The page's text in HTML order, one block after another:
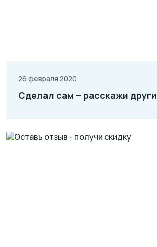
26 февраля 2020
Сделал сам – расскажи